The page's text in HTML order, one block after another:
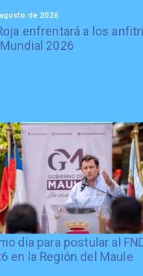
enfrentará a los
2026
de 2026
día para postular al
en la Región del Maule